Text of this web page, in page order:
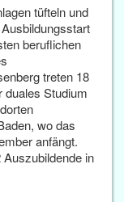
tüfteln und
beruflichen
treten 18
duales Studium
wo das
anfängt.
in